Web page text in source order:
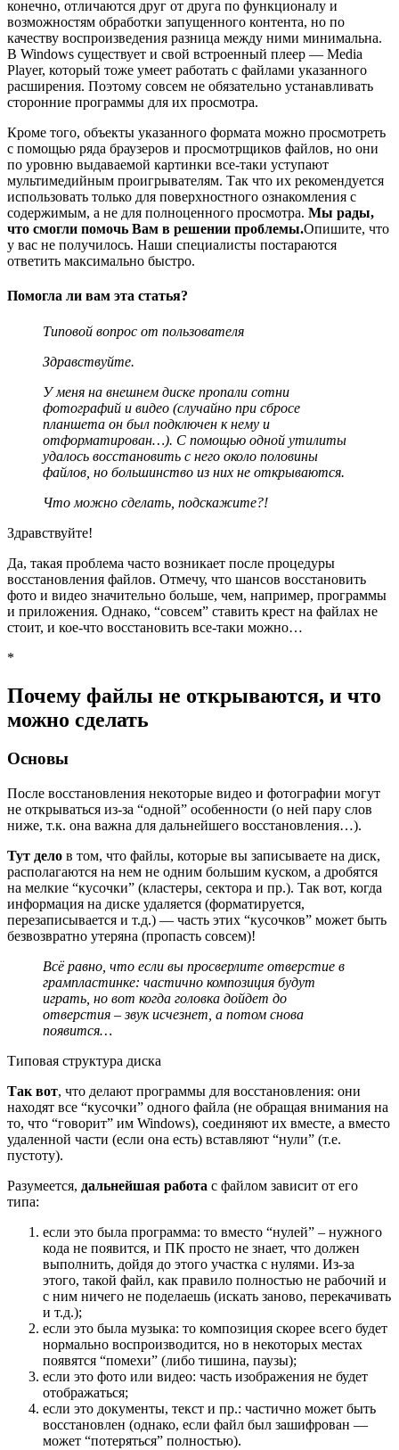
конечно, отличаются друг от друга по функционалу и
возможностям обработки запущенного контента, но по
качеству воспроизведения разница между ними минимальна.
В Windows существует и свой встроенный плеер — Media
Player, который тоже умеет работать с файлами указанного
расширения. Поэтому совсем не обязательно устанавливать
сторонние программы для их просмотра.
Кроме того, объекты указанного формата можно просмотреть
с помощью ряда браузеров и просмотрщиков файлов, но они
по уровню выдаваемой картинки все-таки уступают
мультимедийным проигрывателям. Так что их рекомендуется
использовать только для поверхностного ознакомления с
содержимым, а не для полноценного просмотра. Мы рады,
что смогли помочь Вам в решении проблемы.Опишите, что
у вас не получилось. Наши специалисты постараются
ответить максимально быстро.
Помогла ли вам эта статья?
Типовой вопрос от пользователя
Здравствуйте.
У меня на внешнем диске пропали сотни
фотографий и видео (случайно при сбросе
планшета он был подключен к нему и
отформатирован…). С помощью одной утилиты
удалось восстановить с него около половины
файлов, но большинство из них не открываются.
Что можно сделать, подскажите?!
Здравствуйте!
Да, такая проблема часто возникает после процедуры
восстановления файлов. Отмечу, что шансов восстановить
фото и видео значительно больше, чем, например, программы
и приложения. Однако, “совсем” ставить крест на файлах не
стоит, и кое-что восстановить все-таки можно…
*
Почему файлы не открываются, и что
можно сделать
Основы
После восстановления некоторые видео и фотографии могут
не открываться из-за “одной” особенности (о ней пару слов
ниже, т.к. она важна для дальнейшего восстановления…).
Тут дело в том, что файлы, которые вы записываете на диск,
располагаются на нем не одним большим куском, а дробятся
на мелкие “кусочки” (кластеры, сектора и пр.). Так вот, когда
информация на диске удаляется (форматируется,
перезаписывается и т.д.) — часть этих “кусочков” может быть
безвозвратно утеряна (пропасть совсем)!
Всё равно, что если вы просверлите отверстие в
грампластинке: частично композиция будут
играть, но вот когда головка дойдет до
отверстия – звук исчезнет, а потом снова
появится…
Типовая структура диска
Так вот, что делают программы для восстановления: они
находят все “кусочки” одного файла (не обращая внимания на
то, что “говорит” им Windows), соединяют их вместе, а вместо
удаленной части (если она есть) вставляют “нули” (т.е.
пустоту).
Разумеется, дальнейшая работа с файлом зависит от его
типа:
если это была программа: то вместо “нулей” – нужного
кода не появится, и ПК просто не знает, что должен
выполнить, дойдя до этого участка с нулями. Из-за
этого, такой файл, как правило полностью не рабочий и
с ним ничего не поделаешь (искать заново, перекачивать
и т.д.);
если это была музыка: то композиция скорее всего будет
нормально воспроизводится, но в некоторых местах
появятся “помехи” (либо тишина, паузы);
если это фото или видео: часть изображения не будет
отображаться;
если это документы, текст и пр.: частично может быть
восстановлен (однако, если файл был зашифрован —
может “потеряться” полностью).